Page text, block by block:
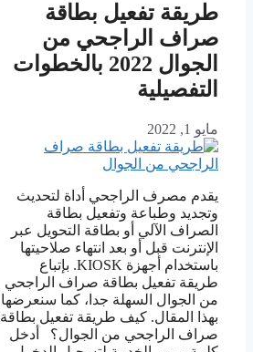
طريقة تفعيل بطاقة
صراف الراجحي من
الجوال 2022 بالخطوات
التفصيلية
مايو 1, 2022
يقدم مصرف الراجحي أداة لتحديث
وتجديد وطباعة وتفعيل بطاقة
الصراف الآلي أو بطاقة التحويل عبر
الإنترنت قبل أو بعد انتهاء صلاحيتها
باستخدام أجهزة KIOSK. بإتباع
طريقة تفعيل بطاقة صراف الراجحي
من الجوال السهلة جدا، كما سنعرضها
بهذا المقال. كيف طريقة تفعيل بطاقة
صراف الراجحي من الجوال؟ أدخل